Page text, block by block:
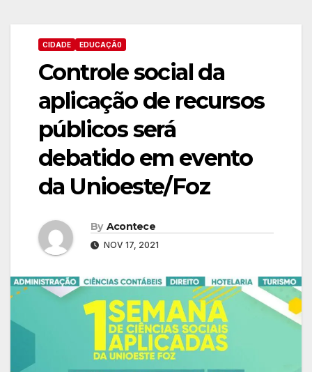
CIDADE EDUCAÇÃ0
Controle social da
aplicação de recursos
públicos será
debatido em evento
da Unioeste/Foz
By Acontece
NOV 17, 2021